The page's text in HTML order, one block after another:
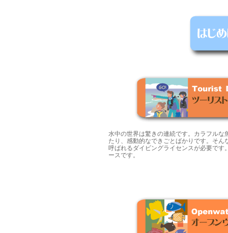
水中の世界は驚きの連続です。カラフル
たり、感動的なできごとばかりです。そ
呼ばれるダイビングライセンスが必要で
ースです。